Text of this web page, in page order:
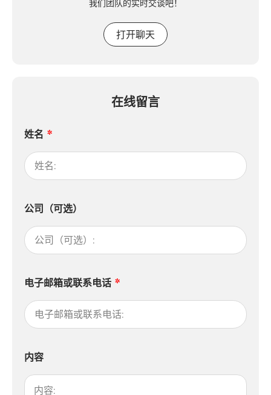
我们团队的实时交谈吧！
打开聊天
在线留言
姓名
公司（可选）
电子邮箱或联系电话
内容